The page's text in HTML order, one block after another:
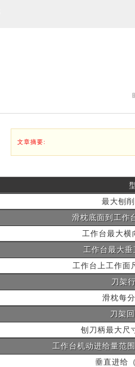
文章摘要:
最大刨
滑枕底面到工作
工作台最大
工作台最大
工作台上工作面
刀架
滑枕每
刀架
刨刀柄最大尺
工作台机动进给量范
垂直进给